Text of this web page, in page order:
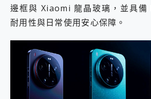
邊框與 Xiaomi 龍晶玻璃，並具
耐用性與日常使用安心保障。